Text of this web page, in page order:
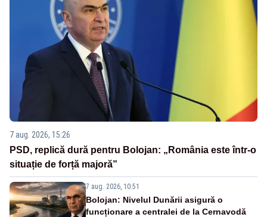
7 aug. 2026, 15:26
PSD, replică dură pentru Bolojan: „România este într-o
situație de forță majoră”
7 aug. 2026, 10:51
Bolojan: Nivelul Dunării asigură o
funcționare a centralei de la Cernavodă